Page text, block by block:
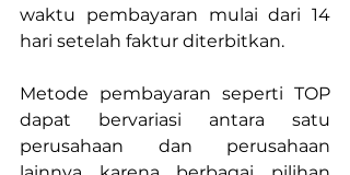
waktu pembayaran mulai dari 14
hari setelah faktur diterbitkan.
Metode pembayaran seperti TOP
dapat bervariasi antara satu
perusahaan dan perusahaan